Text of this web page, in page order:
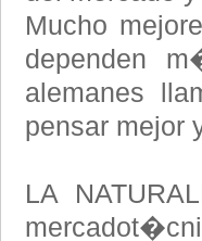
Mucho
dependen
alemanes
pensar mejor
LA